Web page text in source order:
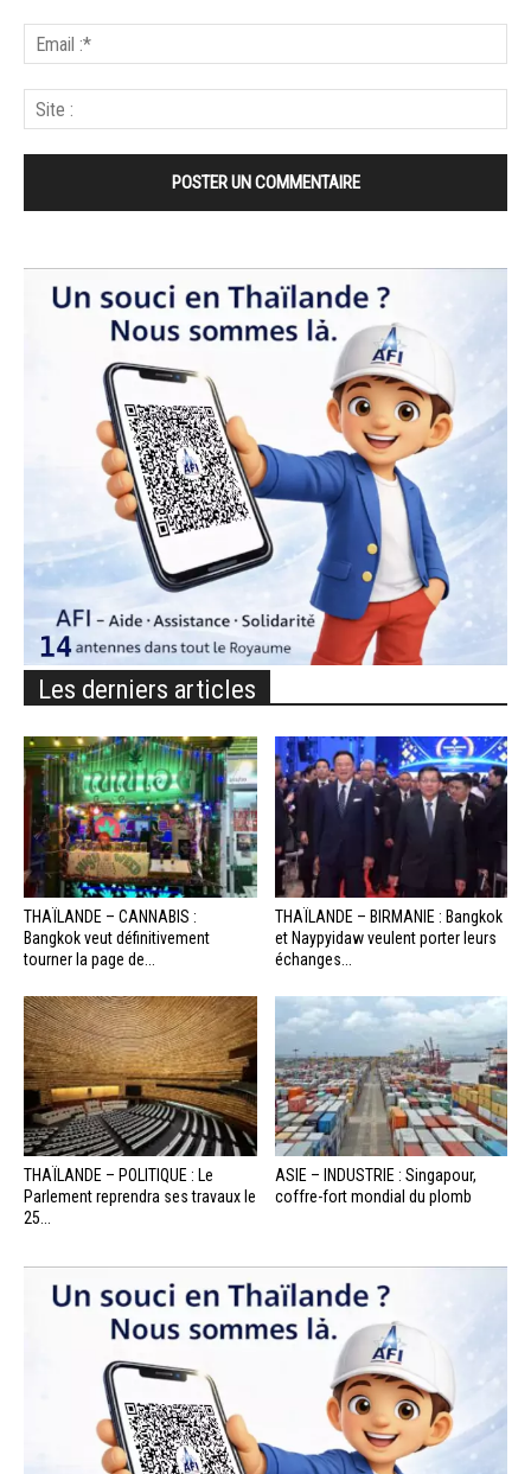
Les derniers articles
THAÏLANDE – CANNABIS :
Bangkok veut définitivement
tourner la page de...
THAÏLANDE – BIRMANIE : Bangkok
et Naypyidaw veulent porter leurs
échanges...
THAÏLANDE – POLITIQUE : Le
Parlement reprendra ses travaux le
25...
ASIE – INDUSTRIE : Singapour,
coffre-fort mondial du plomb